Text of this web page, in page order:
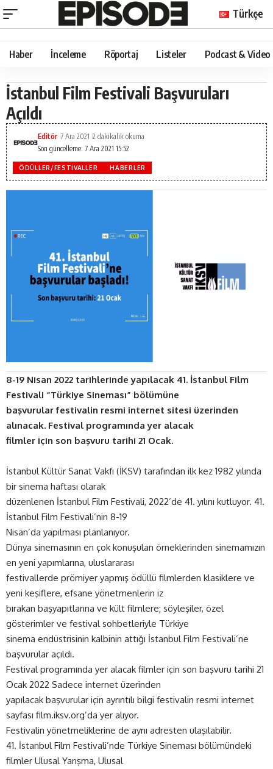
Türkçe
Haber İnceleme Röportaj Listeler Podcast & Video
İstanbul Film Festivali Başvuruları
Açıldı
Son güncelleme: 7 Ara 2021 15:52
Editör 7 Ara 2021 2 dakikalık okuma
ÖDÜLLER/FESTIVALLER HABERLER
8-19 Nisan 2022 tarihlerinde yapılacak 41. İstanbul Film
Festivali “Türkiye Sineması” bölümüne
başvurular festivalin resmi internet sitesi üzerinden
alınacak. Festival programında yer alacak
filmler için son başvuru tarihi 21 Ocak.
İstanbul Kültür Sanat Vakfı (İKSV) tarafından ilk kez 1982 yılında
bir sinema haftası olarak
düzenlenen İstanbul Film Festivali, 2022’de 41. yılını kutluyor. 41.
İstanbul Film Festivali’nin 8-19
Nisan’da yapılması planlanıyor.
Dünya sinemasının en çok konuşulan örneklerinden sinemamızın
en yeni yapımlarına, uluslararası
festivallerde prömiyer yapmış ödüllü filmlerden klasiklere ve
yeni keşiflere, efsane yönetmenlerin iz
bırakan başyapıtlarına ve kült filmlere; söyleşiler, özel
gösterimler ve festival sohbetleriyle Türkiye
sinema endüstrisinin kalbinin attığı İstanbul Film Festivali’ne
başvurular açıldı.
Festival programında yer alacak filmler için son başvuru tarihi 21
Ocak 2022 Sadece internet üzerinden
yapılacak başvurular için ayrıntılı bilgi festivalin resmi internet
sayfası film.iksv.org’da yer alıyor.
Festivalin yönetmeliklerine de aynı adresten ulaşılabilir.
41. İstanbul Film Festivali’nde Türkiye Sineması bölümündeki
filmler Ulusal Yarışma, Ulusal